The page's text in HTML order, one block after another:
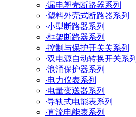
·漏电塑壳断路器系列
·塑料外壳式断路器系列
·小型断路器系列
·框架断路器系列
·控制与保护开关关系列
·双电源自动转换开关系列
·浪涌保护器系列
·电力仪表系列
·电量变送器系列
·导轨式电能表系列
·直流电能表系列